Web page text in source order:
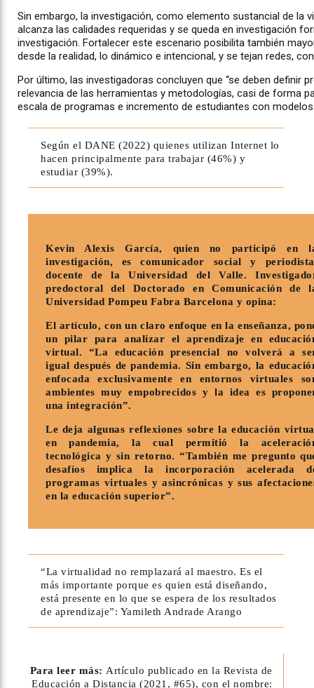
Sin embargo, la investigación, como elemento sustancial de la
alcanza las calidades requeridas y se queda en investigación
investigación. Fortalecer este escenario posibilita también
desde la realidad, lo dinámico e intencional, y se tejan redes,
Por último, las investigadoras concluyen que “se deben definir
relevancia de las herramientas y metodologías, casi de forma
escala de programas e incremento de estudiantes con
Según el DANE (2022) quienes utilizan Internet lo
hacen principalmente para trabajar (46%) y
estudiar (39%).
Kevin Alexis García, quien no participó en
investigación, es comunicador social y
docente de la Universidad del Valle.
predoctoral del Doctorado en Comunicación de
Universidad Pompeu Fabra Barcelona y opina:
El artículo, con un claro enfoque en la enseñanza,
un pilar para analizar el aprendizaje en
virtual. “La educación presencial no volverá a
igual después de pandemia. Sin embargo, la
enfocada exclusivamente en entornos virtuales
ambientes muy empobrecidos y la idea es
una integración”.
Le deja algunas reflexiones sobre la educación
en pandemia, la cual permitió la
tecnológica y sin retorno. “También me pregunto
desafíos implica la incorporación acelerada
programas virtuales y asincrónicas y sus
en la educación superior”.
“La virtualidad no remplazará al maestro. Es el
más importante porque es quien está diseñando,
está presente en lo que se espera de los resultados
de aprendizaje”: Yamileth Andrade Arango
Para leer más: Artículo publicado en la Revista de
Educación a Distancia (2021, #65), con el nombre: